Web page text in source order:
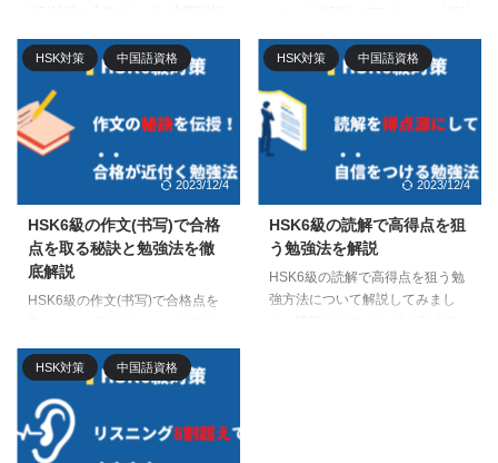
す。中級レベルになると表現の幅
も広がり、色々と可能性が広がっ
てきます。中国語を勉強したから
には、絶対に4級は取りたい所で
す。
あきらめてしまう人も少なくあり
ません。モチベーションを維持し
つつ、確実に合格につなげる勉強
法を取り入れていきましょう。
HSK対策 中国語資格
2023/12/4
HSK6級の作文(书写)で合格
点を取る秘訣と勉強法を徹
底解説
HSK6級の作文(书写)で合格点を
てみました。リスニングや読解に
比べて、作文は得点が伸びにくい
という特徴があります。それでも
確実に6割以上をマークするため
の勉強法を実践すれば、作文のせ
いで不合格になることもなくなり
HSK対策 中国語資格
2023/12/4
HSK6級の読解で高得点を狙
う勉強法を解説
HSK6級の読解で高得点を狙う勉
強方法について解説してみまし
HSK対策 中国語資格